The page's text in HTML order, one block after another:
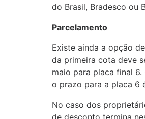
do Brasil, Bradesco ou
Parcelamento
Existe ainda a opção
da primeira cota deve
maio para placa final
o prazo para a placa 6
No caso dos